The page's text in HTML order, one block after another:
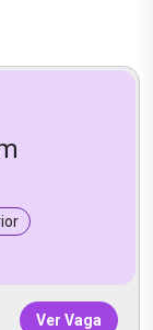
Ver Vaga